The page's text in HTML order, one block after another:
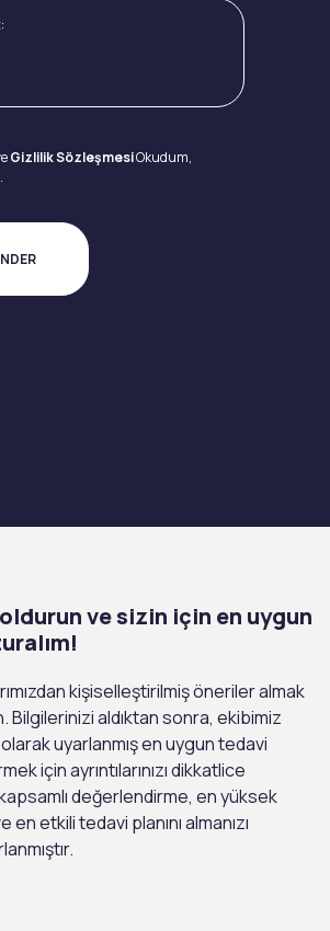
Gizlilik SözleşmesiOkudum,
ve sizin için en uygun
kişiselleştirilmiş öneriler almak
Bilgilerinizi aldıktan sonra, ekibimiz
uyarlanmış en uygun tedavi
için ayrıntılarınızı dikkatlice
değerlendirme, en yüksek
etkili tedavi planını almanızı